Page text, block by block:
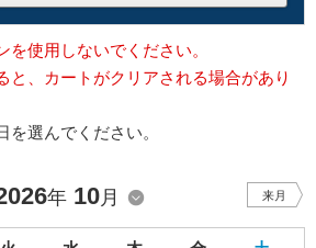
を使用しないでください。
と、カートがクリアされる場合があり
を選んでください。
年 10月 来月